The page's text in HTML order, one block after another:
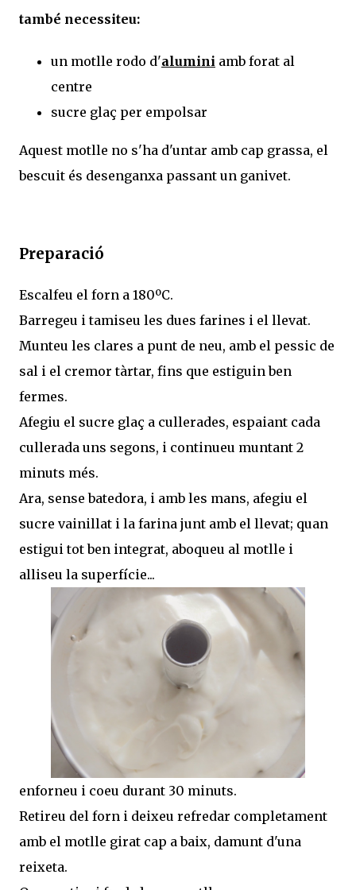
també necessiteu:
un motlle rodo d'alumini amb forat al
centre
sucre glaç per empolsar
Aquest motlle no s'ha d'untar amb cap grassa, el
bescuit és desenganxa passant un ganivet.
Preparació
Escalfeu el forn a 180ºC.
Barregeu i tamiseu les dues farines i el llevat.
Munteu les clares a punt de neu, amb el pessic de
sal i el cremor tàrtar, fins que estiguin ben
fermes.
Afegiu el sucre glaç a cullerades, espaiant cada
cullerada uns segons, i continueu muntant 2
minuts més.
Ara, sense batedora, i amb les mans, afegiu el
sucre vainillat i la farina junt amb el llevat; quan
estigui tot ben integrat, aboqueu al motlle i
alliseu la superfície...
enforneu i coeu durant 30 minuts.
Retireu del forn i deixeu refredar completament
amb el motlle girat cap a baix, damunt d'una
reixeta.